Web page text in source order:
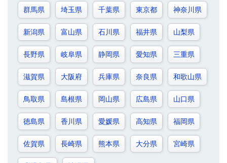
群馬県 埼玉県 千葉県 東京都 神奈川県
新潟県 富山県 石川県 福井県 山梨県
長野県 岐阜県 静岡県 愛知県 三重県
滋賀県 大阪府 兵庫県 奈良県 和歌山県
鳥取県 島根県 岡山県 広島県 山口県
徳島県 香川県 愛媛県 高知県 福岡県
佐賀県 長崎県 熊本県 大分県 宮崎県